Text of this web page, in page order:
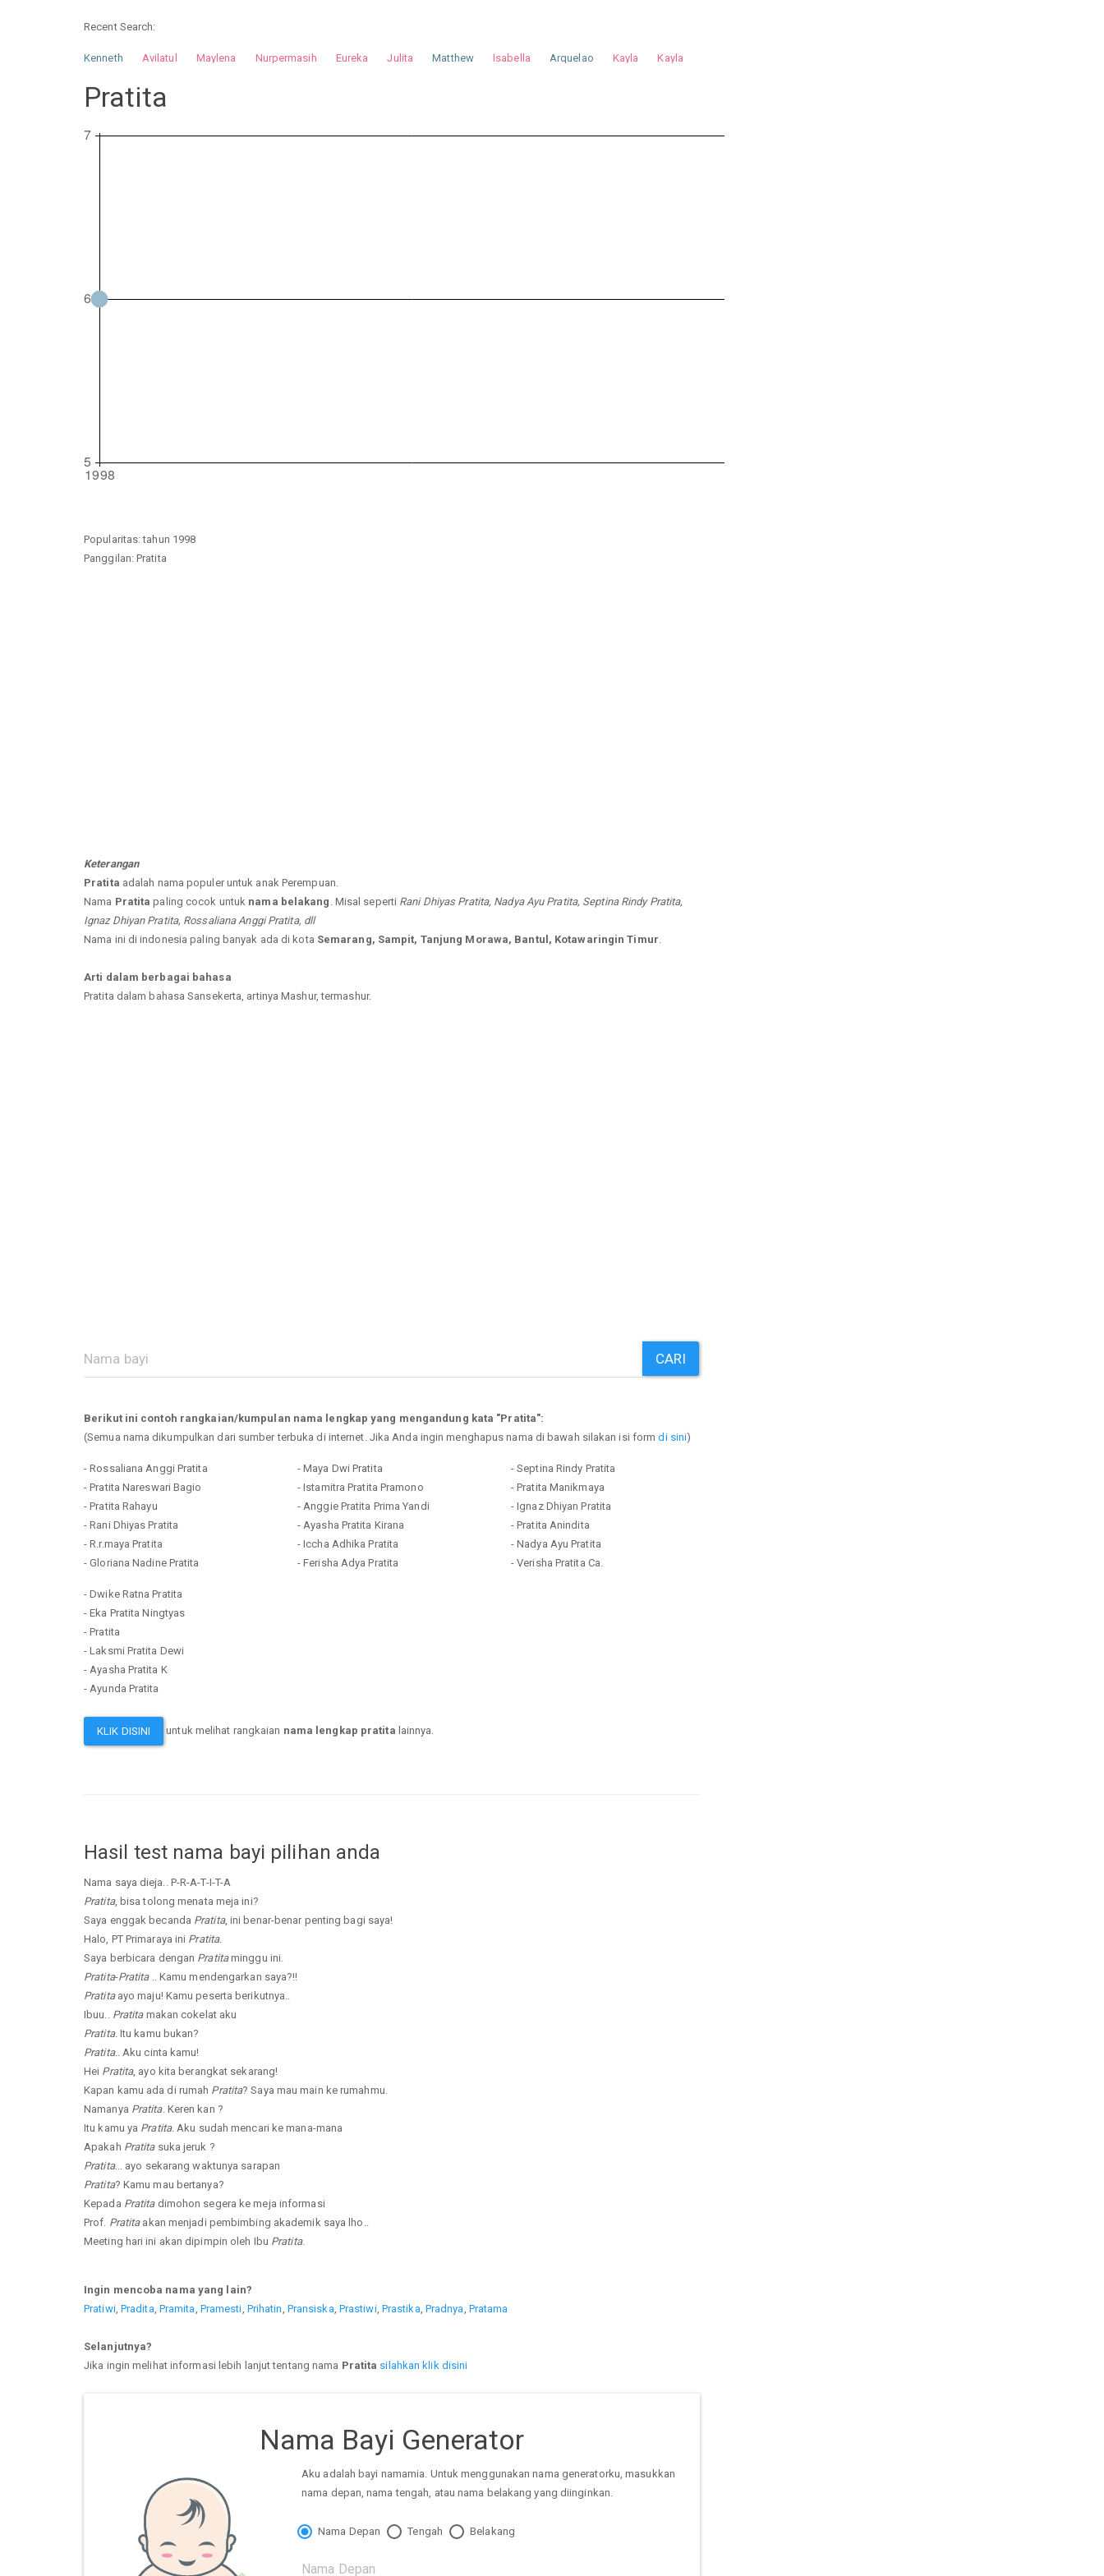
Recent Search:
Kenneth Avilatul Maylena Nurpermasih Eureka Julita Matthew Isabella Arquelao Kayla
Kayla
Pratita
Popularitas: tahun 1998
Panggilan: Pratita
Keterangan
Pratita adalah nama populer untuk anak Perempuan.
Nama Pratita paling cocok untuk nama belakang . Misal seperti Rani Dhiyas Pratita, Nadya Ayu Pratita, Septina Rindy Pratita,
Ignaz Dhiyan Pratita, Rossaliana Anggi Pratita, dll
Nama ini di indonesia paling banyak ada di kota Semarang, Sampit, Tanjung Morawa, Bantul, Kotawaringin Timur
Arti dalam berbagai bahasa
Pratita dalam bahasa Sansekerta, artinya Mashur, termashur.
CARI
Berikut ini contoh rangkaian/kumpulan nama lengkap yang mengandung kata "Pratita":
(Semua nama dikumpulkan dari sumber terbuka di internet. Jika Anda ingin menghapus nama di bawah silakan isi formdi sini)
- Rossaliana Anggi Pratita
- Pratita Nareswari Bagio
- Pratita Rahayu
- Rani Dhiyas Pratita
- R.r.maya Pratita
- Gloriana Nadine Pratita
- Maya Dwi Pratita
- Istamitra Pratita Pramono
- Anggie Pratita Prima Yandi
- Ayasha Pratita Kirana
- Iccha Adhika Pratita
- Ferisha Adya Pratita
- Septina Rindy Pratita
- Pratita Manikmaya
- Ignaz Dhiyan Pratita
- Pratita Anindita
- Nadya Ayu Pratita
- Verisha Pratita Ca.
- Dwike Ratna Pratita
- Eka Pratita Ningtyas
- Pratita
- Laksmi Pratita Dewi
- Ayasha Pratita K
- Ayunda Pratita
KLIK DISINI untuk melihat rangkaian nama lengkap pratita lainnya.
Hasil test nama bayi pilihan anda
Nama saya dieja.. P-R-A-T-I-T-A
Pratita, bisa tolong menata meja ini?
Saya enggak becanda Pratita, ini benar-benar penting bagi saya!
Halo, PT Primaraya ini Pratita.
Saya berbicara dengan Pratitaminggu ini.
Pratita-Pratita.. Kamu mendengarkan saya?!!
Pratitaayo maju! Kamu peserta berikutnya..
Ibuu.. Pratitamakan cokelat aku
Pratita. Itu kamu bukan?
Pratita.. Aku cinta kamu!
Hei Pratita, ayo kita berangkat sekarang!
Kapan kamu ada di rumah Pratita? Saya mau main ke rumahmu.
Namanya Pratita. Keren kan ?
Itu kamu ya Pratita. Aku sudah mencari ke mana-mana
Apakah Pratitasuka jeruk ?
Pratita... ayo sekarang waktunya sarapan
Pratita? Kamu mau bertanya?
Kepada Pratitadimohon segera ke meja informasi
Prof. Pratitaakan menjadi pembimbing akademik saya lho..
Meeting hari ini akan dipimpin oleh Ibu Pratita.
Ingin mencoba nama yang lain?
Pratiwi, Pradita Pramita Pramesti Prihatin Pransiska Prastiwi, Prastika Pradnya Pratama
Selanjutnya?
Jika ingin melihat informasi lebih lanjut tentang nama Pratita silahkan klik disini
Nama Bayi Generator
Aku adalah bayi namamia. Untuk menggunakan nama generatorku, masukkan
nama depan, nama tengah, atau nama belakang yang diinginkan.
Nama Depan Tengah Belakang